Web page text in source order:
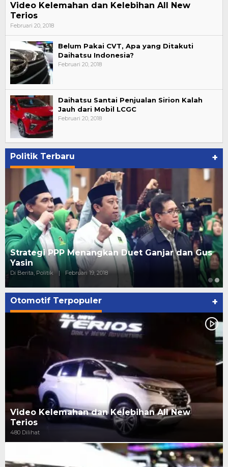
Video Kelemahan dan Kelebihan All New
Terios
Februari 20, 2018
Belum Pakai CVT, Apa yang Ditakuti
Daihatsu Indonesia?
Februari 20, 2018
Daihatsu Santai Penjualan Sirion Kalah
Jauh dari Mobil LCGC
Februari 20, 2018
Politik Terbaru +
Strategi PPP Menangkan Duet Ganjar dan Gus
Yasin
Di Berita, Politik | Februari 19, 2018
Otomotif Terpopuler +
Video Kelemahan dan Kelebihan All New
Terios
480 Dilihat